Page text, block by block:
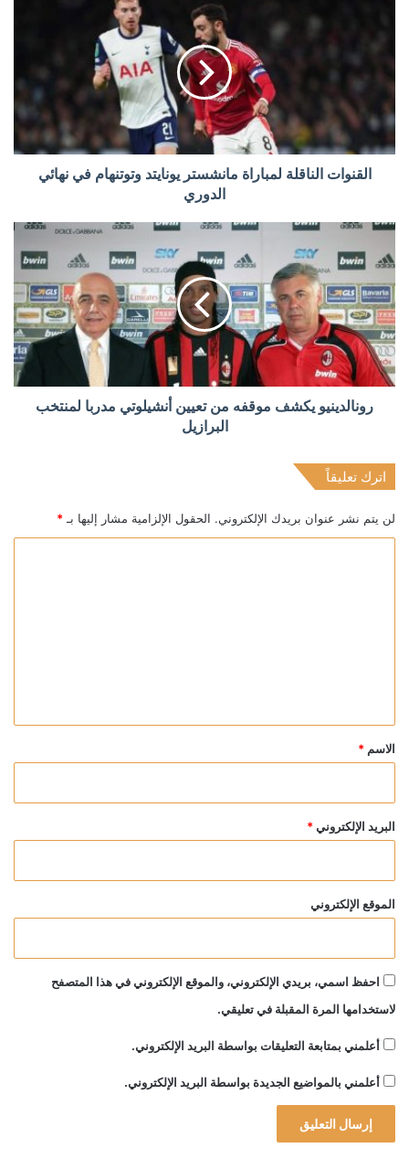
القنوات الناقلة لمباراة مانشستر يونايتد وتوتنهام في نهائي
الدوري
رونالدينيو يكشف موقفه من تعيين أنشيلوتي مدربا لمنتخب
البرازيل
اترك تعليقاً
لن يتم نشر عنوان بريدك الإلكتروني. الحقول الإلزامية مشار إليها بـ *
*
الاسم *
البريد الإلكتروني *
الموقع الإلكتروني
احفظ اسمي، بريدي الإلكتروني، والموقع الإلكتروني في هذا المتصفح
لاستخدامها المرة المقبلة في تعليقي.
أعلمني بمتابعة التعليقات بواسطة البريد الإلكتروني.
أعلمني بالمواضيع الجديدة بواسطة البريد الإلكتروني.